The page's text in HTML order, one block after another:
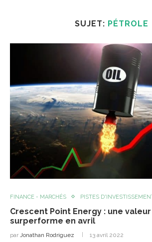
SUJET: PÉTROLE
FINANCE - MARCHÉS PISTES
Crescent Point Energy : une
surperforme en avril
par Jonathan Rodriguez 13 avril 2022